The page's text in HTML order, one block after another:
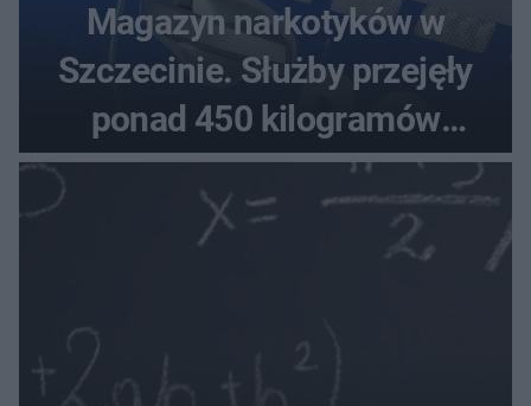
Magazyn narkotyków w
Szczecinie. Służby przejęły
ponad 450 kilogramów
towaru